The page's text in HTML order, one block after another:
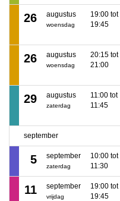
26 augustus
woensdag
19:00 tot
19:45
26 augustus
woensdag
20:15 tot
21:00
29 augustus
zaterdag
11:00 tot
11:45
september
5 september
zaterdag
10:00 tot
11:30
11 september
vrijdag
19:00 tot
19:45